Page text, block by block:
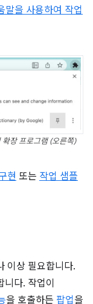
말을 사용하여 작업
장 프로그램 (오른쪽)
현 또는 작업 샘플
이상 필요합니다.
니다. 작업이
을 호출하든 팝업을